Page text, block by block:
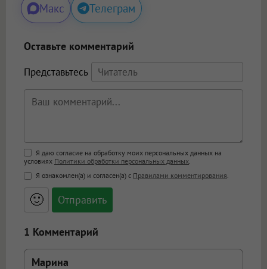
Макс Телеграм
Оставьте комментарий
Представьтесь
Поддержка HTML
<b>, <strong>, <u>, <i>, <em>, <s>, <big>,
<small>, <sup>, <sub>, <pre>, <ul>, <ol>, <li>,
<blockquote>, <code> экранирует HTML,
адреса URL автоматически становятся
ссылками, и [img]адрес[/img] будет
Я даю согласие на обработку моих персональных данных на
условиях Политики обработки персональных данных.
Я ознакомлен(а) и согласен(а) с Правилами комментирования.
🙂
1 Комментарий
Марина